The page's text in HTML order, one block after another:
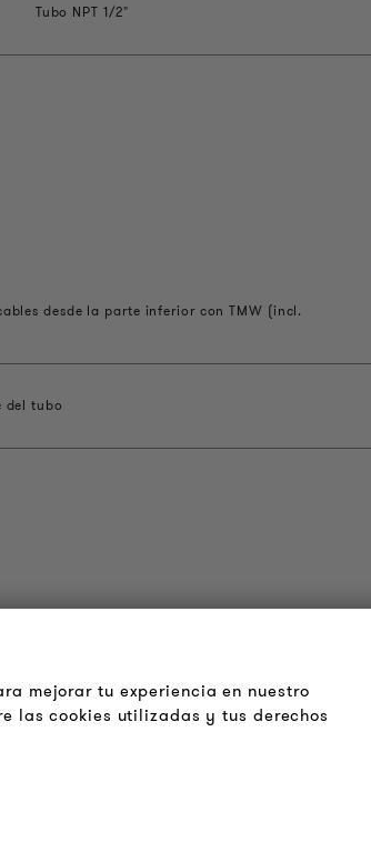
Tubo NPT 1/2"
desde la parte inferior con TMW (incl.
del tubo
de Privacidad
mejorar tu experiencia en nuestro
las cookies utilizadas y tus derechos